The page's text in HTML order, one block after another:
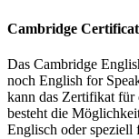
Cambridge
Das Cambridge
noch English for
kann das Zertifikat für
besteht die
Englisch oder speziell